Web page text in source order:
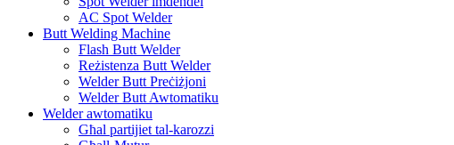
AC Spot Welder
Butt Welding Machine
Flash Butt Welder
Reżistenza Butt Welder
Welder Butt Preċiżjoni
Welder Butt Awtomatiku
Welder awtomatiku
Għal partijiet tal-karozzi